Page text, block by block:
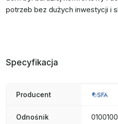
potrzeb bez dużych inwestycji i
Specyfikacja
Producent
Odnośnik 0100100